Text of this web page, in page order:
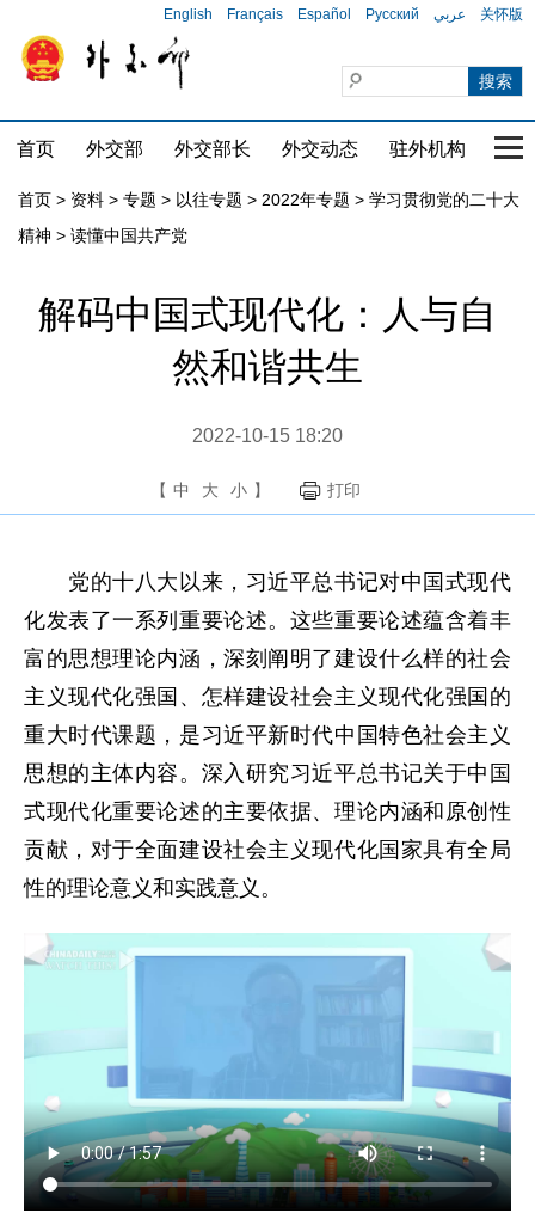
English Français Español Русский عربي 关怀版
首页 外交部 外交部长 外交动态 驻外机构 国
首页 > 资料 > 专题 > 以往专题 > 2022年专题 > 学习贯彻党的二十大
精神 > 读懂中国共产党
解码中国式现代化：人与自
然和谐共生
2022-10-15 18:20
【 中 大 小 】 打印
党的十八大以来，习近平总书记对中国式现代
化发表了一系列重要论述。这些重要论述蕴含着丰
富的思想理论内涵，深刻阐明了建设什么样的社会
主义现代化强国、怎样建设社会主义现代化强国的
重大时代课题，是习近平新时代中国特色社会主义
思想的主体内容。深入研究习近平总书记关于中国
式现代化重要论述的主要依据、理论内涵和原创性
贡献，对于全面建设社会主义现代化国家具有全局
性的理论意义和实践意义。